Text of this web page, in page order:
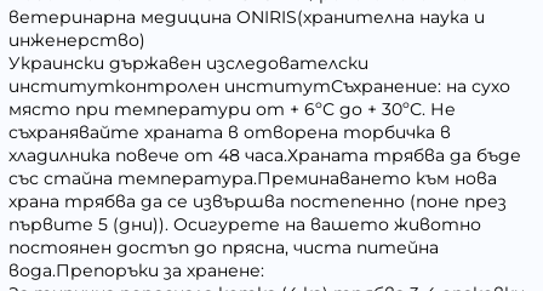
ветеринарна медицина ONIRIS(хранителна наука и
инженерство)
Украински държавен изследователски
институтконтролен институтСъхранение: на сухо
място при температури от + 6ºС до + 30ºС. Не
съхранявайте храната в отворена торбичка в
хладилника повече от 48 часа.Храната трябва да бъде
със стайна температура.Преминаването към нова
храна трябва да се извършва постепенно (поне през
първите 5 (дни)). Осигурете на вашето животно
постоянен достъп до прясна, чиста питейна
вода.Препоръки за хранене: